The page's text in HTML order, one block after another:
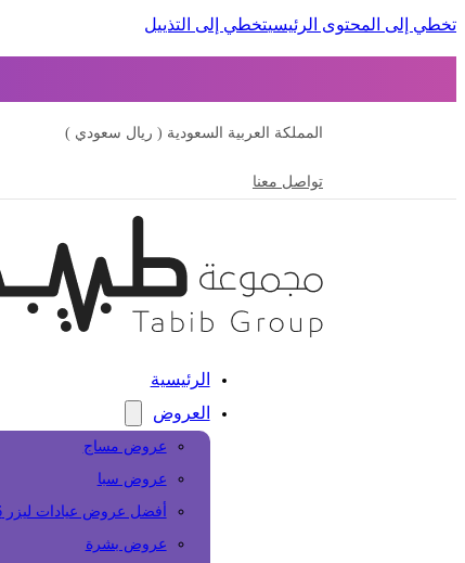
تخطي إلى المحتوى الرئيسيتخطي إلى التذييل
المملكة العربية السعودية ( ريال سعودي )
تواصل معنا
الرئيسية
العروض
عروض مساج
عروض سبا
أفضل عروض عيادات ليزر 2026
عروض بشرة